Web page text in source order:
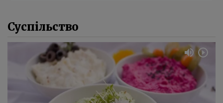
Суспільство